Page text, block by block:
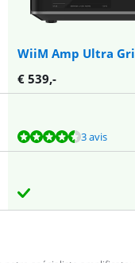
WiiM Amp Ultra
€ 539,-
3 avis